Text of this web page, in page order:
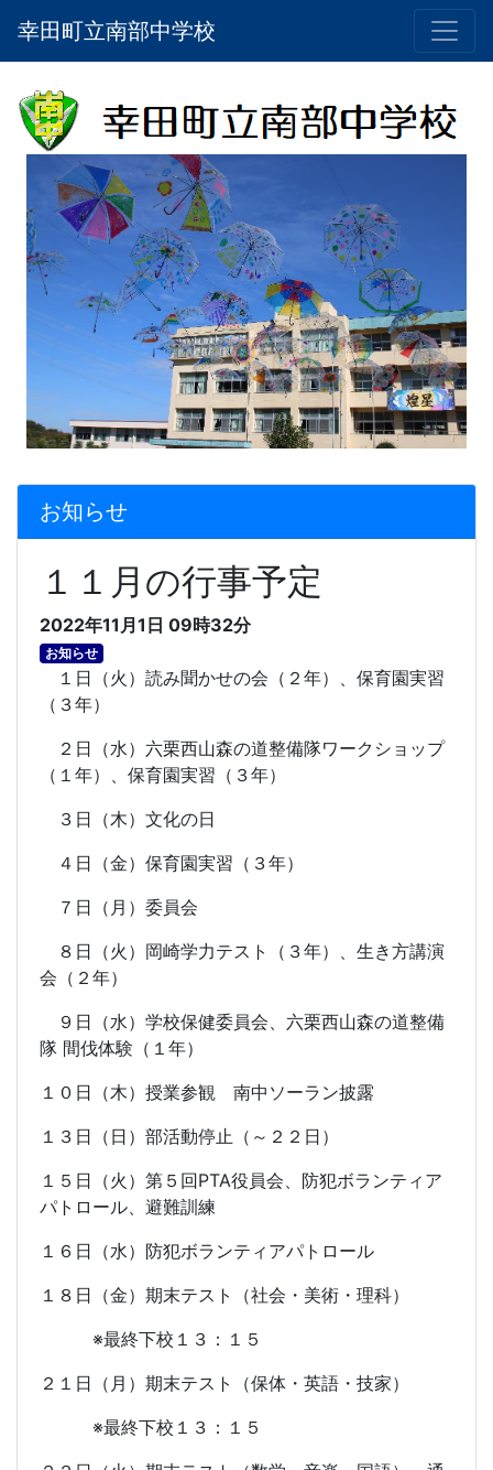
幸田町立南部中学校
お知らせ
１１月の行事予定
2022年11月1日 09時32分
お知らせ
１日（火）読み聞かせの会（２年）、保育園実習
（３年）
２日（水）六栗西山森の道整備隊ワークショップ
（１年）、保育園実習（３年）
３日（木）文化の日
４日（金）保育園実習（３年）
７日（月）委員会
８日（火）岡崎学力テスト（３年）、生き方講演
会（２年）
９日（水）学校保健委員会、六栗西山森の道整備
隊 間伐体験（１年）
１０日（木）授業参観 南中ソーラン披露
１３日（日）部活動停止（～２２日）
１５日（火）第５回PTA役員会、防犯ボランティア
パトロール、避難訓練
１６日（水）防犯ボランティアパトロール
１８日（金）期末テスト（社会・美術・理科）
※最終下校１３：１５
２１日（月）期末テスト（保体・英語・技家）
※最終下校１３：１５